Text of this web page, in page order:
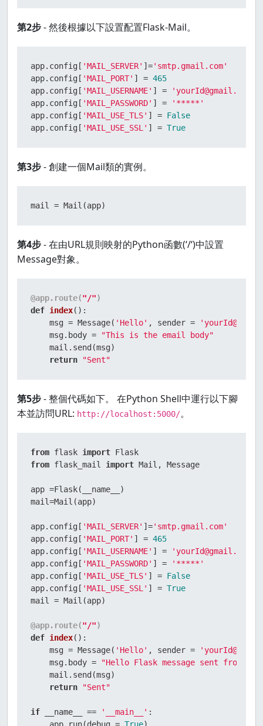
第2步- 然後根據以下設置配置Flask-Mail。
app.config[ 'MAIL_SERVER' ]='smtp.gmail.com'
app.config[ 'MAIL_PORT' ] = 465
app.config[ 'MAIL_USERNAME' ] =
'yourId@gmail.com'
app.config[ 'MAIL_PASSWORD' ] =
'*****'
app.config[ 'MAIL_USE_TLS' ] = False
app.config[ 'MAIL_USE_SSL' ] = True
第3步- 創建一個Mail類的實例。
mail = Mail(app)
第4步- 在由URL規則映射的Python函數(‘/‘)中設置
Message對象。
@app.route("/")
def index():
    msg = Message(
'Hello' , sender =
    msg.body =
"This is the email body"
    mail.send(msg)
return
"Sent"
第5步- 整個代碼如下。 在Python Shell中運行以下腳
本並訪問URL: http://localhost:5000/。
from flask import
from flask_mail import Mail, Message
app =Flask(__name__)
mail=Mail(app)
app.config[ 'MAIL_SERVER' ]='smtp.gmail.com'
app.config[ 'MAIL_PORT' ] = 465
app.config[ 'MAIL_USERNAME' ] =
'yourId@gmail.com'
app.config[ 'MAIL_PASSWORD' ] =
'*****'
app.config[ 'MAIL_USE_TLS' ] = False
app.config[ 'MAIL_USE_SSL' ] = True
mail = Mail(app)
@app.route("/")
def index():
    msg = Message(
'Hello' , sender =
    msg.body =
"Hello Flask message sent from
    mail.send(msg)
return
"Sent"
if __name__ == '__main__' :